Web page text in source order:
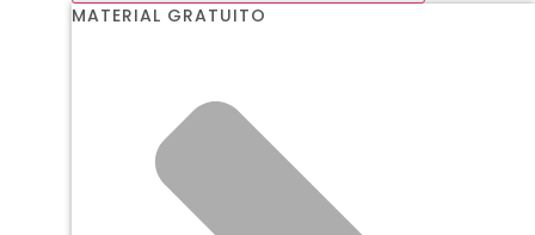
MATERIAL GRATUITO